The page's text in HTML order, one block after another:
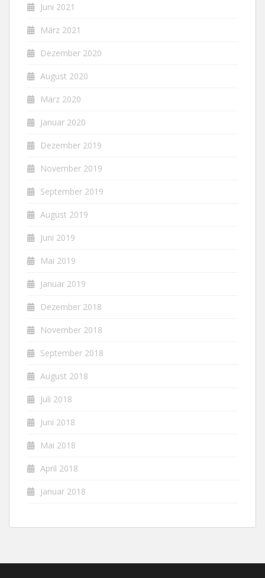
Juni 2021
März 2021
Dezember 2020
August 2020
März 2020
Januar 2020
Dezember 2019
November 2019
September 2019
August 2019
Juni 2019
Mai 2019
Januar 2019
Dezember 2018
November 2018
September 2018
August 2018
Juli 2018
Juni 2018
Mai 2018
April 2018
Januar 2018